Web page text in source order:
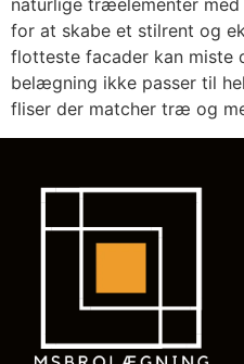
naturlige træelementer
for at skabe et stilrent og
flotteste facader kan miste
belægning ikke passer til
fliser der matcher træ og